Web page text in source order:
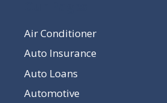
Air Conditioner
Auto Insurance
Auto Loans
Automotive